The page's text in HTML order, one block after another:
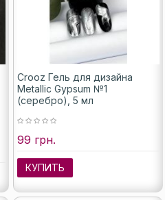
Crooz Гель для дизайна
Metallic Gypsum №1
(серебро), 5 мл
99 грн.
КУПИТЬ